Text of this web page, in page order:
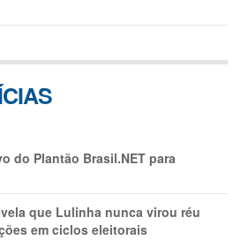
do Plantão Brasil.NET para
que Lulinha nunca virou réu
em ciclos eleitorais